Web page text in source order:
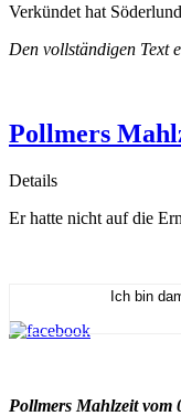
Verkündet hat
Den vollständigen Text
Pollmers
Details
Er hatte nicht auf die
Ich bin
Pollmers Mahlzeit vom